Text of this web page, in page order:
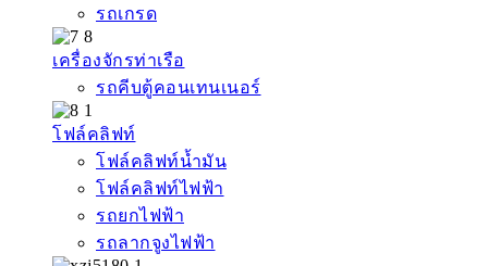
รถเกรด
เครื่องจักรท่าเรือ
รถคีบตู้คอนเทนเนอร์
โฟล์คลิฟท์
โฟล์คลิฟท์น้ำมัน
โฟล์คลิฟท์ไฟฟ้า
รถยกไฟฟ้า
รถลากจูงไฟฟ้า